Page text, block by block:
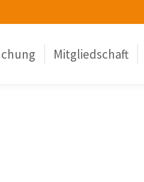
Mitgliedschaft